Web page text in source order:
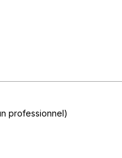
professionnel)